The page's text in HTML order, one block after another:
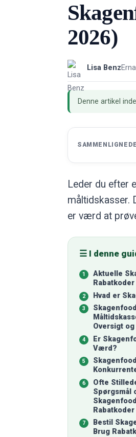
2026)
Lisa Benz
Denne artikel
Leder du efter
måltidskasser.
er værd at
☰ I denne
Aktuelle
Hvad er
Skagenfood
Oversigt
Er
Værd?
Ofte
Spørgsmål
Skagenfood
Rabatkoder
Bestil
Brug